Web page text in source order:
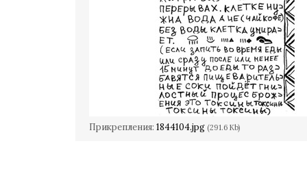
Прикрепления: 1844104.jpg (291.6 Kb)